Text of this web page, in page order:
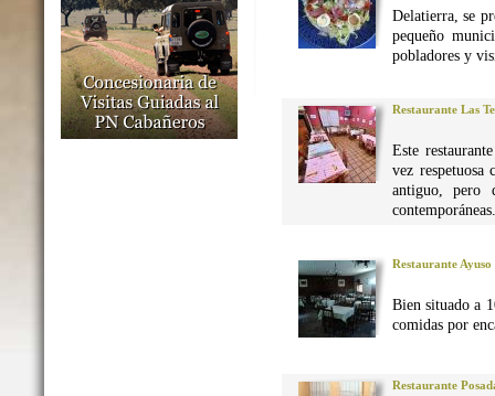
Delatierra, se
pequeño
pobladores y
Restaurante Las
Este
vez
antiguo, pero
contemporáneas.
Restaurante Ayuso
Bien situado a
comidas por
Restaurante